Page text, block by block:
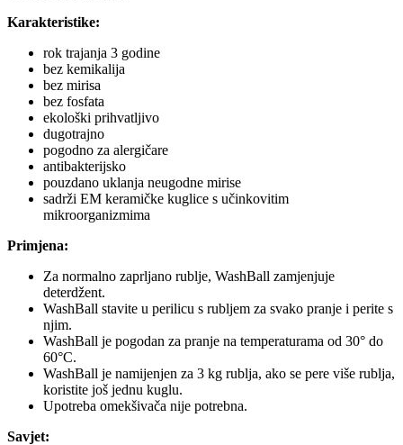
Karakteristike:
rok trajanja 3 godine
bez kemikalija
bez mirisa
bez fosfata
ekološki prihvatljivo
dugotrajno
pogodno za alergičare
antibakterijsko
pouzdano uklanja neugodne mirise
sadrži EM keramičke kuglice s učinkovitim
mikroorganizmima
Primjena:
Za normalno zaprljano rublje, WashBall zamjenjuje
deterdžent.
WashBall stavite u perilicu s rubljem za svako pranje i perite s
njim.
WashBall je pogodan za pranje na temperaturama od 30° do
60°C.
WashBall je namijenjen za 3 kg rublja, ako se pere više rublja,
koristite još jednu kuglu.
Upotreba omekšivača nije potrebna.
Savjet: